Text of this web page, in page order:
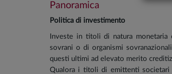
Panoramica
Politica di investimento
Investe in titoli di natura
sovrani o di organismi
questi ultimi ad elevato merito
Qualora i titoli di emittenti societari